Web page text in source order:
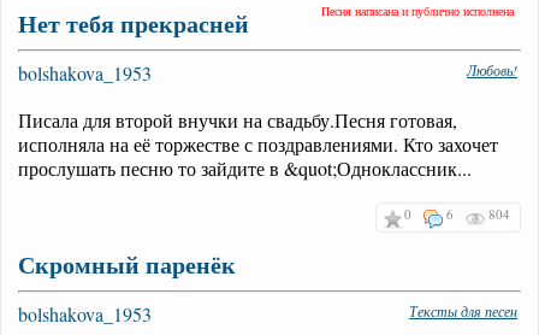
Нет тебя прекрасней Песня написана и публично исполнена
bolshakova_1953 Любовь!
Писала для второй внучки на свадьбу.Песня готовая,
исполняла на её торжестве с поздравлениями. Кто захочет
прослушать песню то зайдите в &quot;Одноклассник...
0 6 804
Скромный паренёк
bolshakova_1953 Тексты для песен